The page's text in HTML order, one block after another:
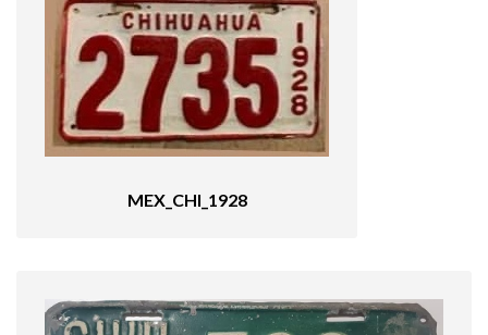
MEX_CHI_1928